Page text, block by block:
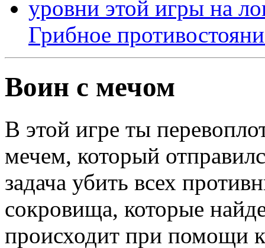
Грибное
Воин с мечом
В этой игре ты
мечем, который
задача убить всех
сокровища, которые
происходит при помощи